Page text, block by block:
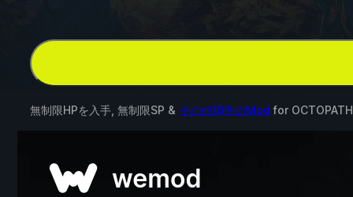
無制限HPを入手, 無制限SP & その他10件のMod for